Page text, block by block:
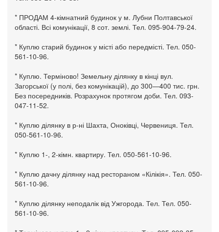
* ПРОДАМ 4-кімнатний будинок у м. Лубни Полтавської
області. Всі комунікації, 8 сот. землі. Тел. 095-904-79-24.
* Куплю старий будинок у місті або передмісті. Тел. 050-
561-10-96.
* Куплю. Терміново! Земельну ділянку в кінці вул.
Загорської (у полі, без комунікацій), до 300—400 тис. грн.
Без посередників. Розрахунок протягом доби. Тел. 093-
047-11-52.
* Куплю ділянку в р-ні Шахта, Оноківці, Червениця. Тел.
050-561-10-96.
* Куплю 1-, 2-кімн. квартиру. Тел. 050-561-10-96.
* Куплю дачну ділянку над рестораном «Кілікія». Тел. 050-
561-10-96.
* Куплю ділянку неподалік від Ужгорода. Тел. Тел. 050-
561-10-96.